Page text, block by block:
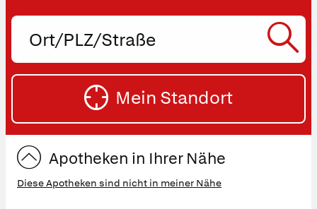
Ort,
oder
Straße
Mein Standort
Apotheken in Ihrer Nähe
Diese Apotheken sind nicht in meiner Nähe